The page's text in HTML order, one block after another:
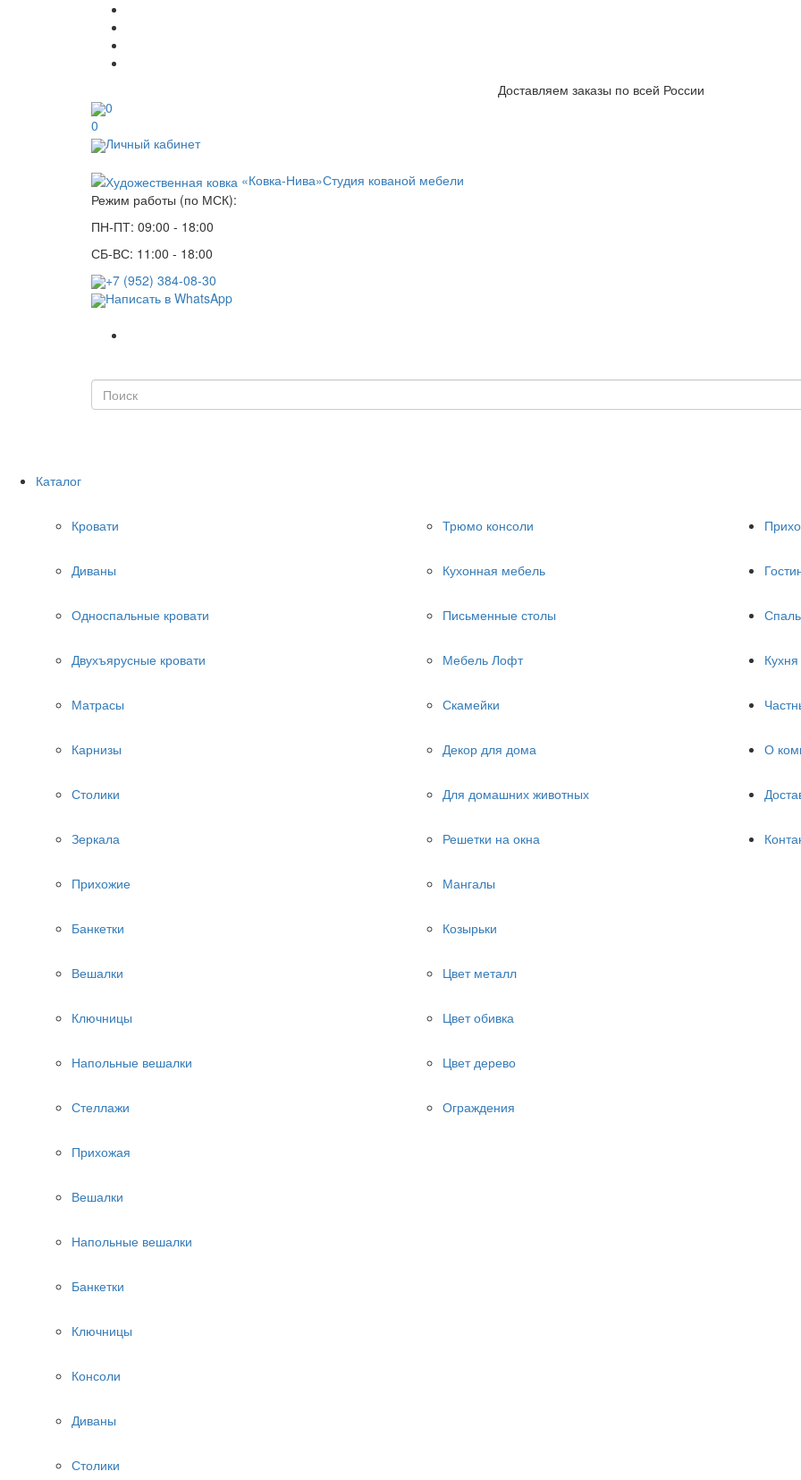
Доставляем заказы по всей России
0
0
Личный кабинет
«Ковка-Нива»Студия кованой мебели
Режим работы (по МСК):
ПН-ПТ: 09:00 - 18:00
СБ-ВС: 11:00 - 18:00
+7 (952) 384-08-30
Написать в WhatsApp
Каталог
Кровати
Диваны
Односпальные кровати
Двухъярусные кровати
Матрасы
Карнизы
Столики
Зеркала
Прихожие
Банкетки
Вешалки
Ключницы
Напольные вешалки
Стеллажи
Трюмо консоли
Кухонная мебель
Письменные столы
Мебель Лофт
Скамейки
Декор для дома
Для домашних животных
Решетки на окна
Мангалы
Козырьки
Цвет металл
Цвет обивка
Цвет дерево
Ограждения
Прихожая
Вешалки
Напольные вешалки
Банкетки
Ключницы
Консоли
Диваны
Столики
Кухня
О